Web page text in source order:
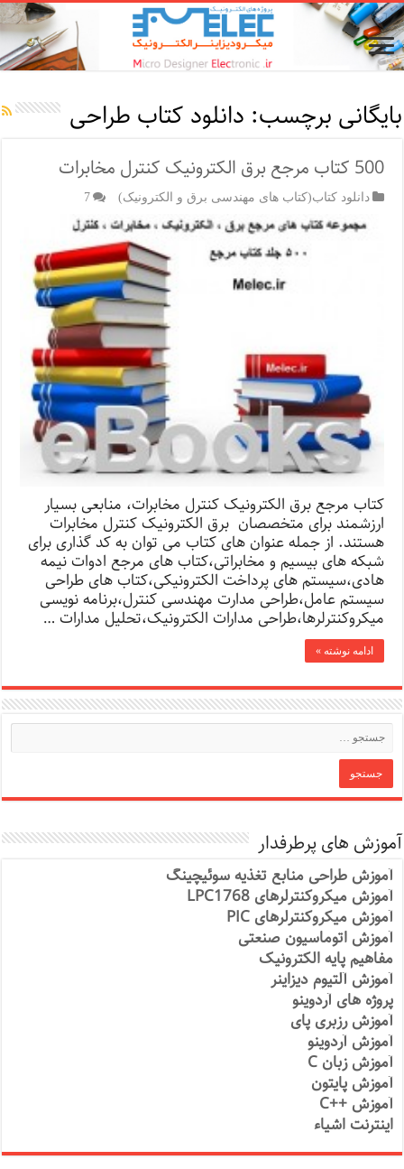
بایگانی برچسب: دانلود کتاب طراحی
500 کتاب مرجع برق الکترونیک کنترل مخابرات
دانلود کتاب(کتاب های مهندسی برق و الکترونیک) 7
کتاب مرجع برق الکترونیک کنترل مخابرات، منابعی بسیار
ارزشمند برای متخصصان برق الکترونیک کنترل مخابرات
هستند. از جمله عنوان های کتاب می توان به کد گذاری برای
شبکه های بیسیم و مخابراتی،کتاب های مرجع ادوات نیمه
هادی،سیستم های پرداخت الکترونیکی،کتاب های طراحی
سیستم عامل،طراحی مدارت مهندسی کنترل،برنامه نویسی
میکروکنترلرها،طراحی مدارات الکترونیک،تحلیل مدارات …
ادامه نوشته »
آموزش های پرطرفدار
آموزش طراحی منابع تغذیه سوئیچینگ
آموزش میکروکنترلرهای LPC1768
آموزش میکروکنترلرهای PIC
آموزش اتوماسیون صنعتی
مفاهیم پایه الکترونیک
آموزش آلتیوم دیزاینر
پروژه های آردوینو
آموزش رزبری پای
آموزش آردوینو
آموزش زبان C
آموزش پایتون
آموزش ++C
اینترنت اشیاء